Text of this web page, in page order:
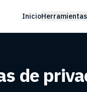
InicioHerramientas
de